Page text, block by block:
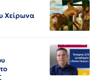
Χείρωνα